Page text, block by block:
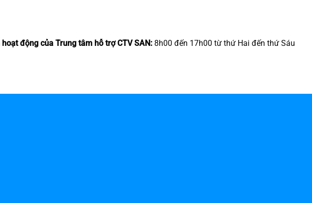
động của Trung tâm hỗ trợ CTV SAN: 8h00 đến 17h00 từ thứ Hai đến thứ Sáu